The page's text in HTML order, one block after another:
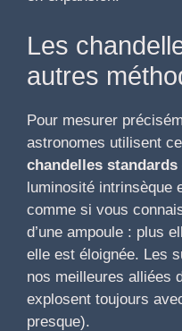
Les
autres
Pour mesurer
astronomes utilisent
chandelles standards
luminosité intrinsèque
comme si vous
d’une ampoule : plus
elle est éloignée. Les
nos meilleures alliées
explosent toujours
presque).